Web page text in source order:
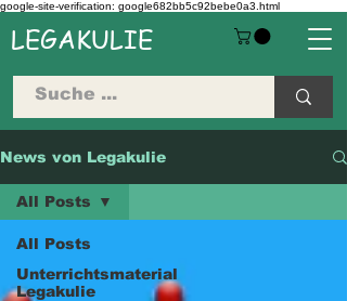
google-site-verification: google682bb5c92bebe0a3.html
LEGAKULIE
News von Legakulie
All Posts
Unterrichtsmaterial
Legakulie
All Posts